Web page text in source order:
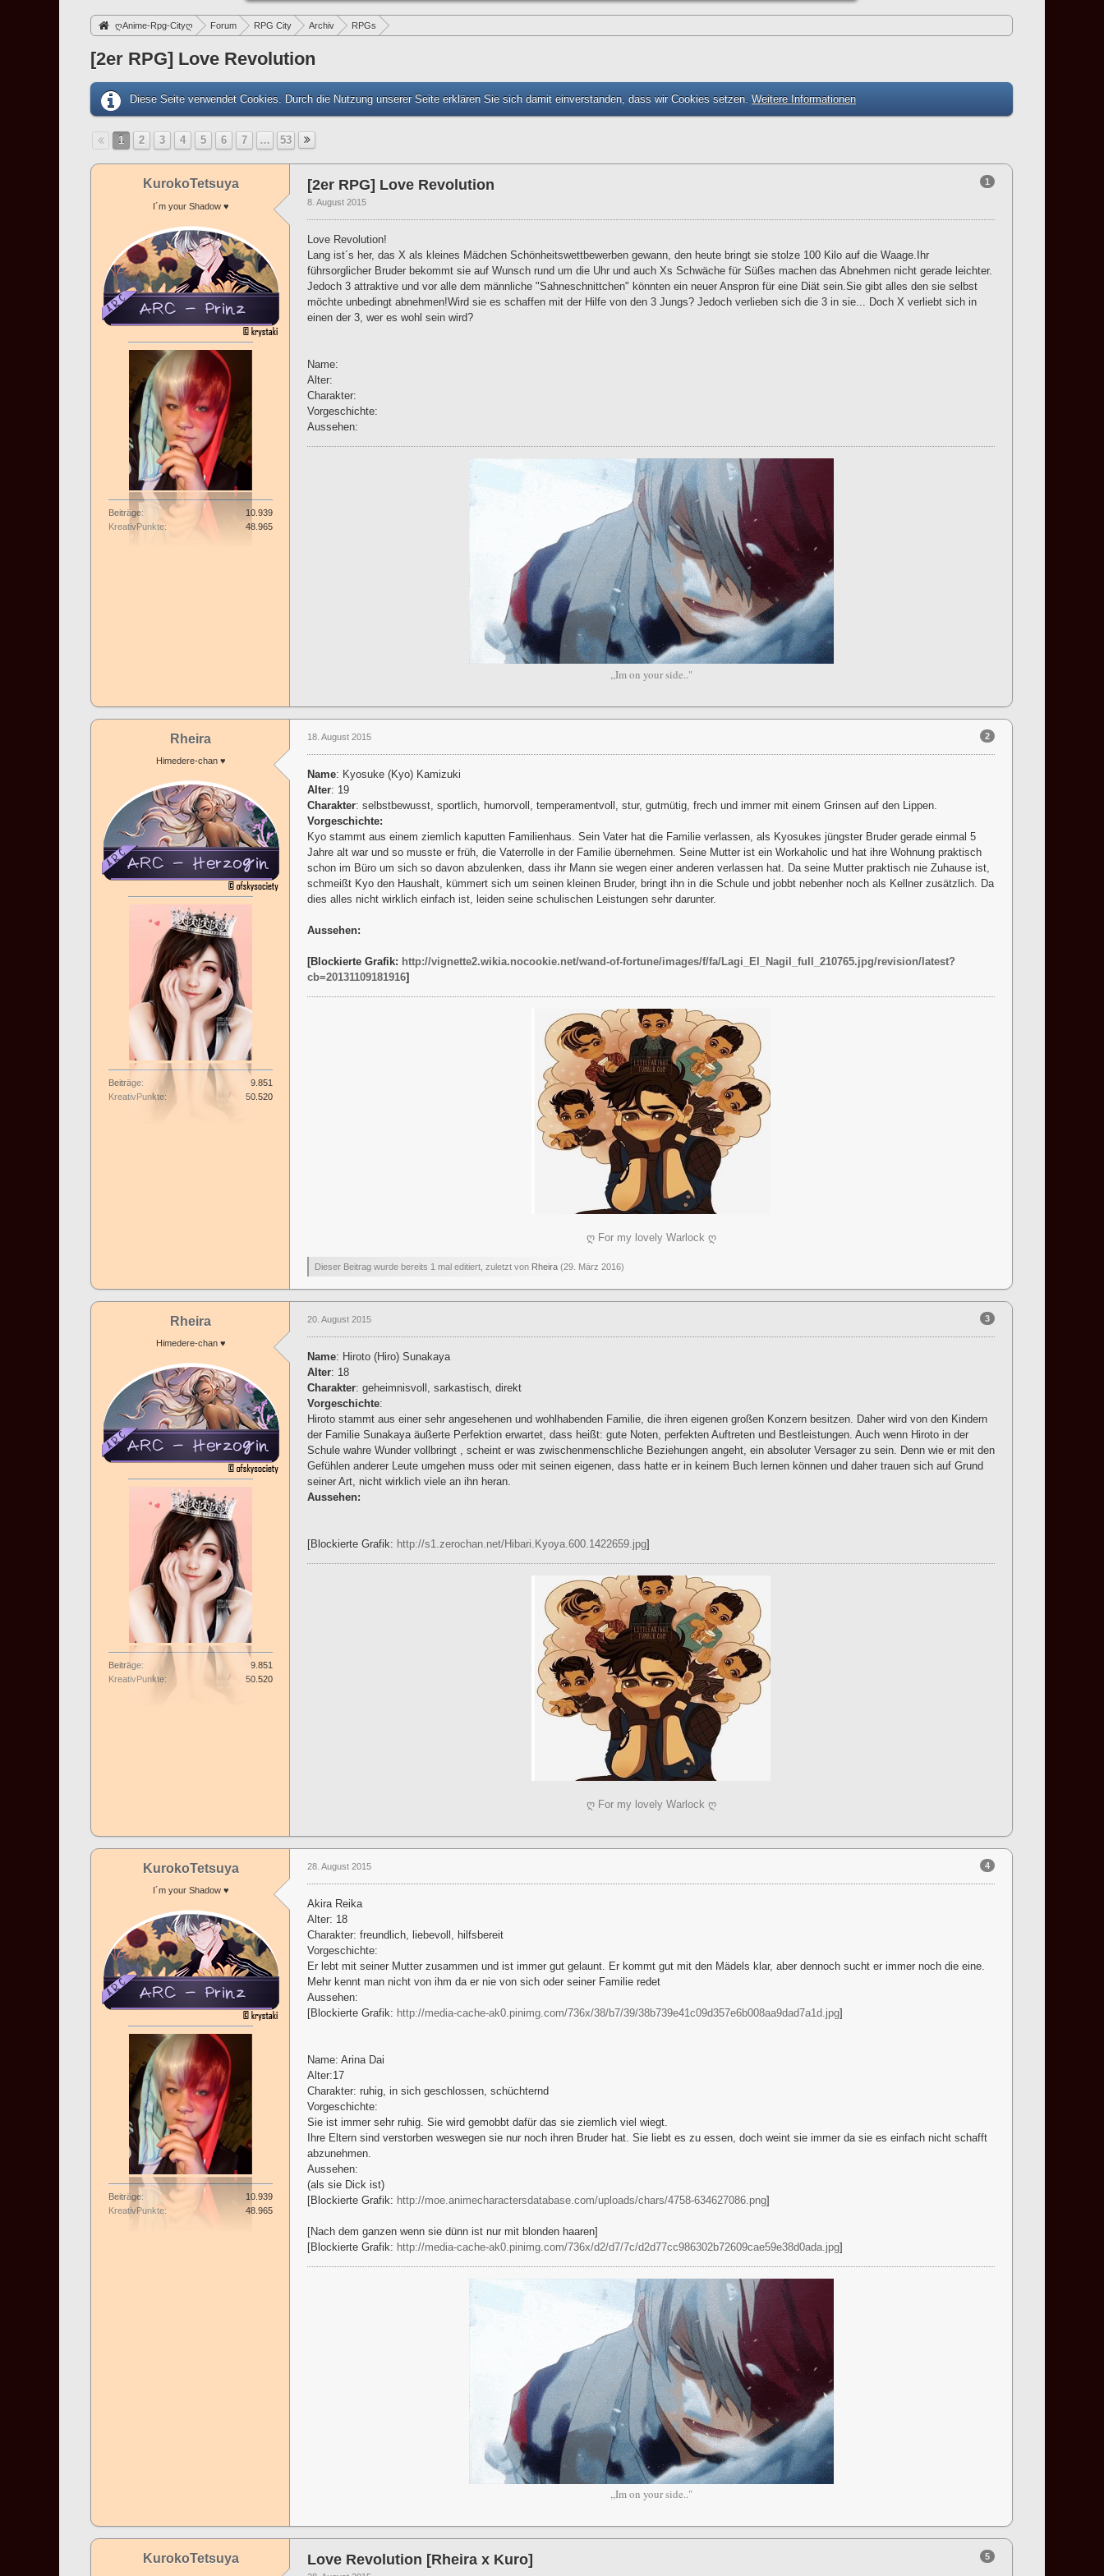
ღAnime-Rpg-Cityღ Forum RPG City Archiv RPGs
[2er RPG] Love Revolution
Diese Seite verwendet Cookies. Durch die Nutzung unserer Seite erklären Sie sich damit einverstanden, dass wir Cookies setzen. Weitere Informationen
1 2 3 4 5 6 7 … 53
KurokoTetsuya
I´m your Shadow ♥
Beiträge
10.939
KreativPunkte
48.965
1
[2er RPG] Love Revolution
8. August 2015
Love Revolution!
Lang ist´s her, das X als kleines Mädchen Schönheitswettbewerben gewann, den heute bringt sie stolze 100 Kilo auf die Waage.Ihr
führsorglicher Bruder bekommt sie auf Wunsch rund um die Uhr und auch Xs Schwäche für Süßes machen das Abnehmen nicht gerade leichter.
Jedoch 3 attraktive und vor alle dem männliche "Sahneschnittchen" könnten ein neuer Anspron für eine Diät sein.Sie gibt alles den sie selbst
möchte unbedingt abnehmen!Wird sie es schaffen mit der Hilfe von den 3 Jungs? Jedoch verlieben sich die 3 in sie... Doch X verliebt sich in
einen der 3, wer es wohl sein wird?
Name:
Alter:
Charakter:
Vorgeschichte:
Aussehen:
,,Im on your side.."
Rheira
Himedere-chan ♥
Beiträge
9.851
KreativPunkte
50.520
2
18. August 2015
Name: Kyosuke (Kyo) Kamizuki
Alter: 19
Charakter: selbstbewusst, sportlich, humorvoll, temperamentvoll, stur, gutmütig, frech und immer mit einem Grinsen auf den Lippen.
Vorgeschichte:
Kyo stammt aus einem ziemlich kaputten Familienhaus. Sein Vater hat die Familie verlassen, als Kyosukes jüngster Bruder gerade einmal 5
Jahre alt war und so musste er früh, die Vaterrolle in der Familie übernehmen. Seine Mutter ist ein Workaholic und hat ihre Wohnung praktisch
schon im Büro um sich so davon abzulenken, dass ihr Mann sie wegen einer anderen verlassen hat. Da seine Mutter praktisch nie Zuhause ist,
schmeißt Kyo den Haushalt, kümmert sich um seinen kleinen Bruder, bringt ihn in die Schule und jobbt nebenher noch als Kellner zusätzlich. Da
dies alles nicht wirklich einfach ist, leiden seine schulischen Leistungen sehr darunter.
Aussehen:
[Blockierte Grafik: http://vignette2.wikia.nocookie.net/wand-of-fortune/images/f/fa/Lagi_El_Nagil_full_210765.jpg/revision/latest?
cb=20131109181916]
ღ For my lovely Warlock ღ
Dieser Beitrag wurde bereits 1 mal editiert, zuletzt von Rheira (29. März 2016)
Rheira
Himedere-chan ♥
Beiträge
9.851
KreativPunkte
50.520
3
20. August 2015
Name: Hiroto (Hiro) Sunakaya
Alter: 18
Charakter: geheimnisvoll, sarkastisch, direkt
Vorgeschichte:
Hiroto stammt aus einer sehr angesehenen und wohlhabenden Familie, die ihren eigenen großen Konzern besitzen. Daher wird von den Kindern
der Familie Sunakaya äußerte Perfektion erwartet, dass heißt: gute Noten, perfekten Auftreten und Bestleistungen. Auch wenn Hiroto in der
Schule wahre Wunder vollbringt , scheint er was zwischenmenschliche Beziehungen angeht, ein absoluter Versager zu sein. Denn wie er mit den
Gefühlen anderer Leute umgehen muss oder mit seinen eigenen, dass hatte er in keinem Buch lernen können und daher trauen sich auf Grund
seiner Art, nicht wirklich viele an ihn heran.
Aussehen:
[Blockierte Grafik: http://s1.zerochan.net/Hibari.Kyoya.600.1422659.jpg]
ღ For my lovely Warlock ღ
KurokoTetsuya
I´m your Shadow ♥
Beiträge
10.939
KreativPunkte
48.965
4
28. August 2015
Akira Reika
Alter: 18
Charakter: freundlich, liebevoll, hilfsbereit
Vorgeschichte:
Er lebt mit seiner Mutter zusammen und ist immer gut gelaunt. Er kommt gut mit den Mädels klar, aber dennoch sucht er immer noch die eine.
Mehr kennt man nicht von ihm da er nie von sich oder seiner Familie redet
Aussehen:
[Blockierte Grafik: http://media-cache-ak0.pinimg.com/736x/38/b7/39/38b739e41c09d357e6b008aa9dad7a1d.jpg]
Name: Arina Dai
Alter:17
Charakter: ruhig, in sich geschlossen, schüchternd
Vorgeschichte:
Sie ist immer sehr ruhig. Sie wird gemobbt dafür das sie ziemlich viel wiegt.
Ihre Eltern sind verstorben weswegen sie nur noch ihren Bruder hat. Sie liebt es zu essen, doch weint sie immer da sie es einfach nicht schafft
abzunehmen.
Aussehen:
(als sie Dick ist)
[Blockierte Grafik: http://moe.animecharactersdatabase.com/uploads/chars/4758-634627086.png]
[Nach dem ganzen wenn sie dünn ist nur mit blonden haaren]
[Blockierte Grafik: http://media-cache-ak0.pinimg.com/736x/d2/d7/7c/d2d77cc986302b72609cae59e38d0ada.jpg]
,,Im on your side.."
KurokoTetsuya 5
Love Revolution [Rheira x Kuro]